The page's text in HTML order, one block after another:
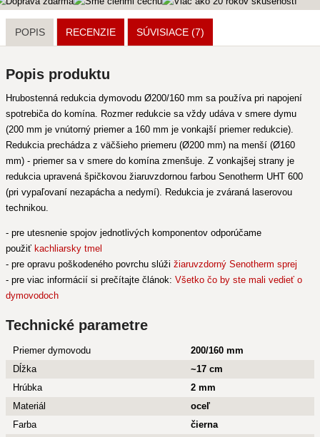
POPIS RECENZIE SÚVISIACE (7)
Popis produktu
Hrubostenná redukcia dymovodu Ø200/160 mm sa používa pri napojení
spotrebiča do komína. Rozmer redukcie sa vždy udáva v smere dymu
(200 mm je vnútorný priemer a 160 mm je vonkajší priemer redukcie).
Redukcia prechádza z väčšieho priemeru (Ø200 mm) na menší (Ø160
mm) - priemer sa v smere do komína zmenšuje. Z vonkajšej strany je
redukcia upravená špičkovou žiaruvzdornou farbou Senotherm UHT 600
(pri vypaľovaní nezapácha a nedymí). Redukcia je zváraná laserovou
technikou.
- pre utesnenie spojov jednotlivých komponentov odporúčame
použiť kachliarsky tmel
- pre opravu poškodeného povrchu slúži žiaruvzdorný Senotherm sprej
- pre viac informácií si prečítajte článok: Všetko čo by ste mali vedieť o
dymovodoch
Technické parametre
Priemer dymovodu
200/160 mm
Dĺžka
~17 cm
Hrúbka
2 mm
Materiál
oceľ
Farba
čierna